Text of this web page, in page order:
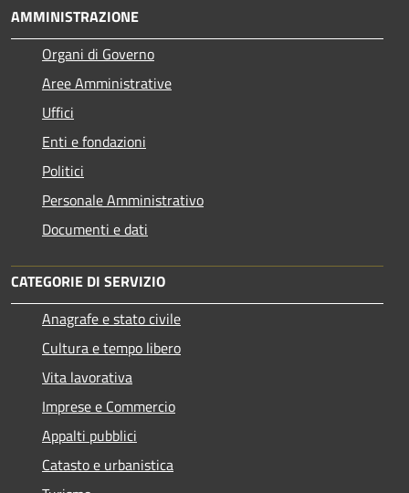
AMMINISTRAZIONE
Organi di Governo
Aree Amministrative
Uffici
Enti e fondazioni
Politici
Personale Amministrativo
Documenti e dati
CATEGORIE DI SERVIZIO
Anagrafe e stato civile
Cultura e tempo libero
Vita lavorativa
Imprese e Commercio
Appalti pubblici
Catasto e urbanistica